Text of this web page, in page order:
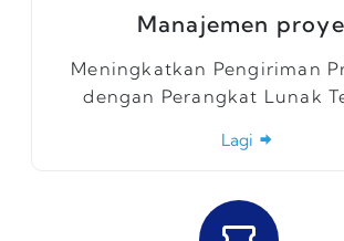
Manajemen
Meningkatkan Pengiriman
dengan Perangkat Lunak
Lagi